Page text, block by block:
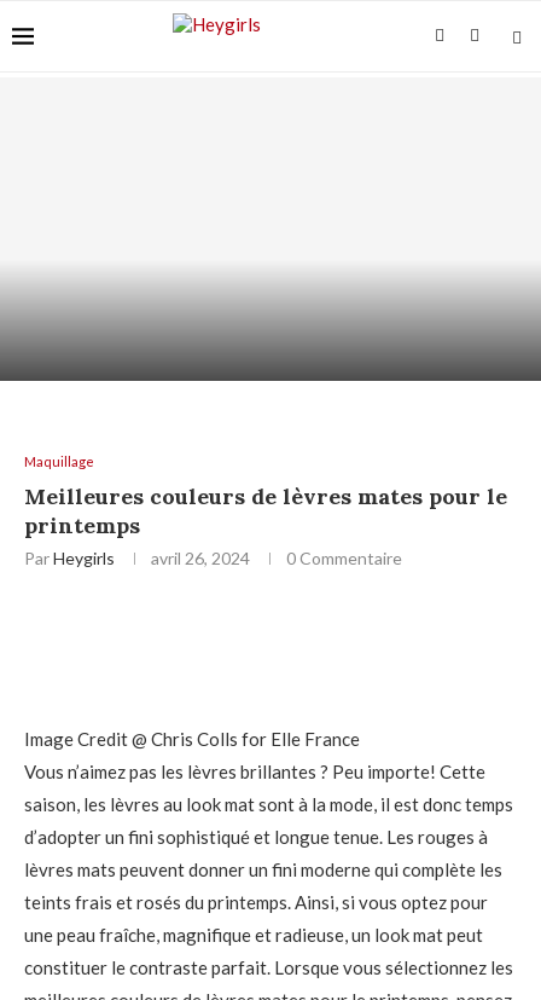
Maquillage
Meilleures couleurs de lèvres mates pour le
printemps
ParHeygirls avril 26, 2024 0 Commentaire
Image Credit @ Chris Colls for Elle France
Vous n’aimez pas les lèvres brillantes ? Peu importe! Cette
saison, les lèvres au look mat sont à la mode, il est donc temps
d’adopter un fini sophistiqué et longue tenue. Les rouges à
lèvres mats peuvent donner un fini moderne qui complète les
teints frais et rosés du printemps. Ainsi, si vous optez pour
une peau fraîche, magnifique et radieuse, un look mat peut
constituer le contraste parfait. Lorsque vous sélectionnez les